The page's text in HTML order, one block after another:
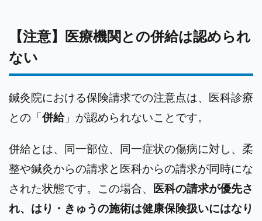
【注意】医療機関との併給は認められ
ない
鍼灸院における保険請求での注意点は、医科診療
との「併給」が認められないことです。
併給とは、同一部位、同一症状の傷病に対し、柔
整や鍼灸からの請求と医科からの請求が同時にな
された状態です。この場合、
医科の請求が優先さ
れ、はり・きゅうの施術は健康保険扱いにはなり